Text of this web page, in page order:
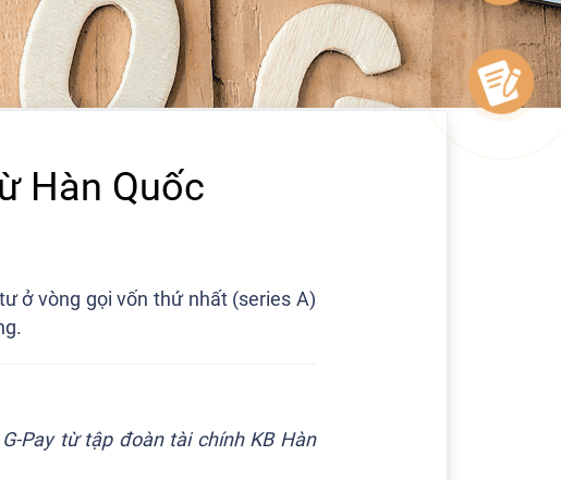
Hàn Quốc
ở vòng gọi vốn thứ nhất (series A)
Pay từ tập đoàn tài chính KB Hàn